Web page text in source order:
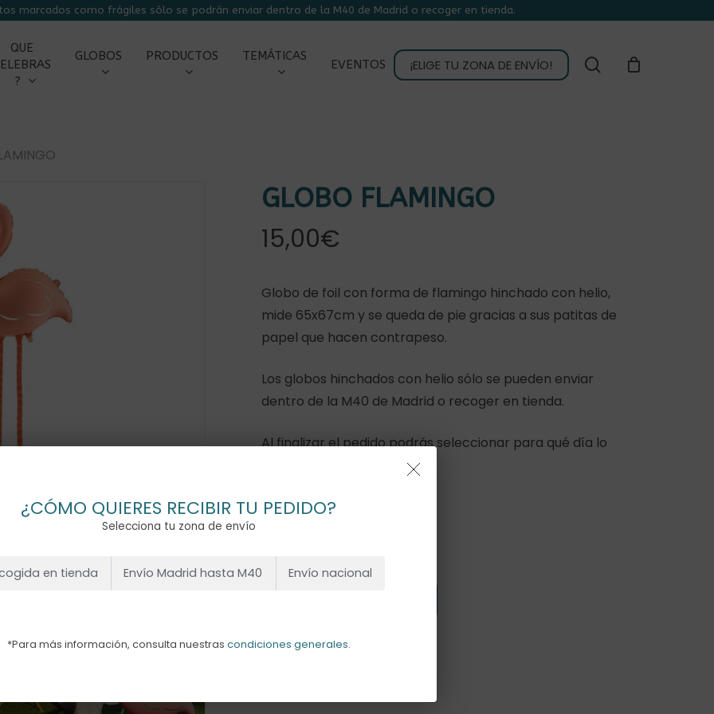
marcados como frágiles sólo se podrán enviar dentro de la M40 de Madrid o recoger en tienda.
QUE
?
GLOBOS PRODUCTOS TEMÁTICAS
EVENTOS ¡ELIGE TU ZONA DE ENVÍO! buscar
GLOBO FLAMINGO
15,00€
Globo de foil con forma de flamingo hinchado con helio,
mide 65x67cm y se queda de pie gracias a sus patitas de
papel que hacen contrapeso.
Los globos hinchados con helio sólo se pueden enviar
dentro de la M40 de Madrid o recoger en tienda.
Al finalizar el pedido podrás seleccionar para qué día lo
Hay existencias
¿CÓMO QUIERES RECIBIR TU PEDIDO?
Selecciona tu zona de envío
en tienda Envío Madrid hasta M40 Envío nacional
*Para más información, consulta nuestras condiciones generales.